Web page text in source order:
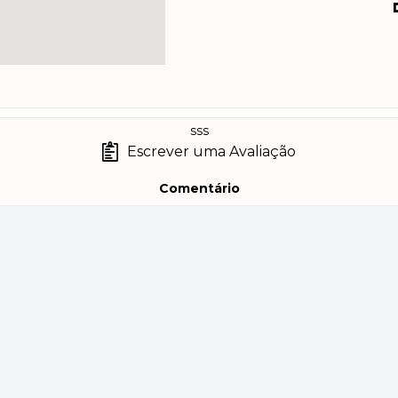
sss
Escrever uma Avaliação
Comentário